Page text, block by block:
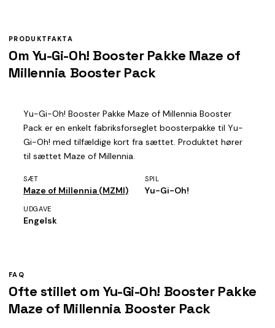
PRODUKTFAKTA
Om Yu-Gi-Oh! Booster Pakke Maze of
Millennia Booster Pack
Yu-Gi-Oh! Booster Pakke Maze of Millennia Booster
Pack er en enkelt fabriksforseglet boosterpakke til Yu-
Gi-Oh! med tilfældige kort fra sættet. Produktet hører
til sættet Maze of Millennia.
SÆT
Maze of Millennia (MZMI)
SPIL
Yu-Gi-Oh!
UDGAVE
Engelsk
FAQ
Ofte stillet om Yu-Gi-Oh! Booster Pakke
Maze of Millennia Booster Pack